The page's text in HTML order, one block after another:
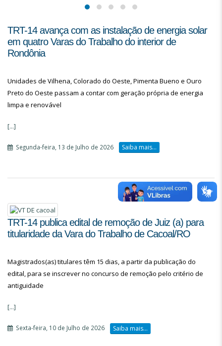
TRT-14 avança com as instalação de energia solar
em quatro Varas do Trabalho do interior de
Rondônia
Unidades de Vilhena, Colorado do Oeste, Pimenta Bueno e Ouro
Preto do Oeste passam a contar com geração própria de energia
limpa e renovável
[...]
Segunda-feira, 13 de Julho de 2026 Saiba mais...
TRT-14 publica edital de remoção de Juiz (a) para
titularidade da Vara do Trabalho de Cacoal/RO
Magistrados(as) titulares têm 15 dias, a partir da publicação do
edital, para se inscrever no concurso de remoção pelo critério de
antiguidade
[...]
Sexta-feira, 10 de Julho de 2026 Saiba mais...